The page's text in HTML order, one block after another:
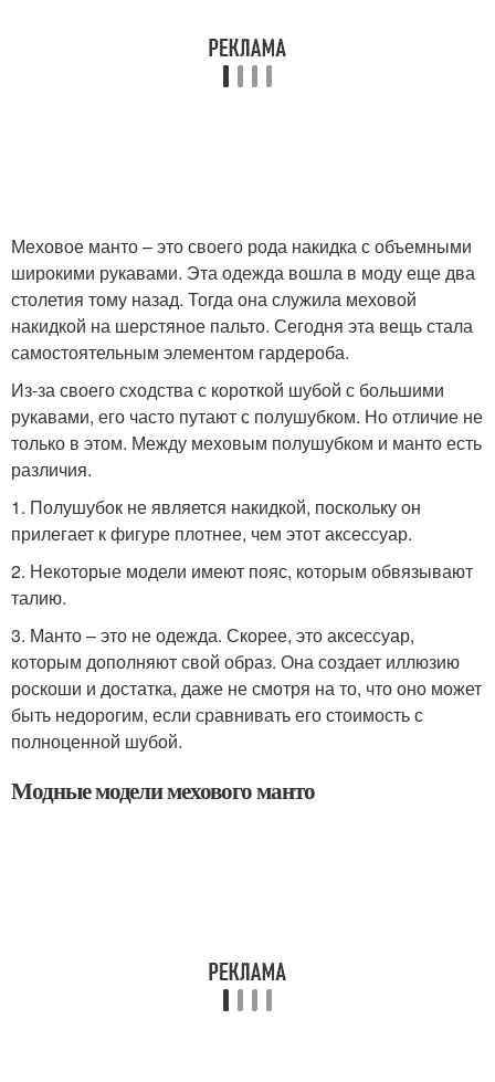
Меховое манто – это своего рода накидка с объемными
широкими рукавами. Эта одежда вошла в моду еще два
столетия тому назад. Тогда она служила меховой
накидкой на шерстяное пальто. Сегодня эта вещь стала
самостоятельным элементом гардероба.
Из-за своего сходства с короткой шубой с большими
рукавами, его часто путают с полушубком. Но отличие не
только в этом. Между меховым полушубком и манто есть
различия.
1. Полушубок не является накидкой, поскольку он
прилегает к фигуре плотнее, чем этот аксессуар.
2. Некоторые модели имеют пояс, которым обвязывают
талию.
3. Манто – это не одежда. Скорее, это аксессуар,
которым дополняют свой образ. Она создает иллюзию
роскоши и достатка, даже не смотря на то, что оно может
быть недорогим, если сравнивать его стоимость с
полноценной шубой.
Модные модели мехового манто